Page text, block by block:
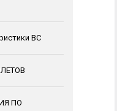
ВС
ПО